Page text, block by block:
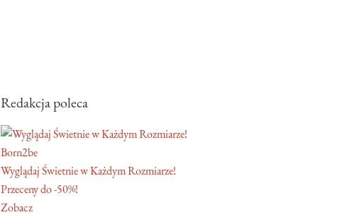
Redakcja poleca
Born2be
Wyglądaj Świetnie w Każdym Rozmiarze!
Przeceny do -50%!
Zobacz